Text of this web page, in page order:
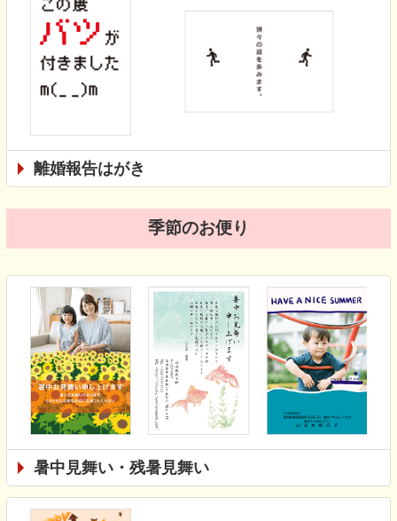
離婚報告はがき
季節のお便り
暑中見舞い・残暑見舞い